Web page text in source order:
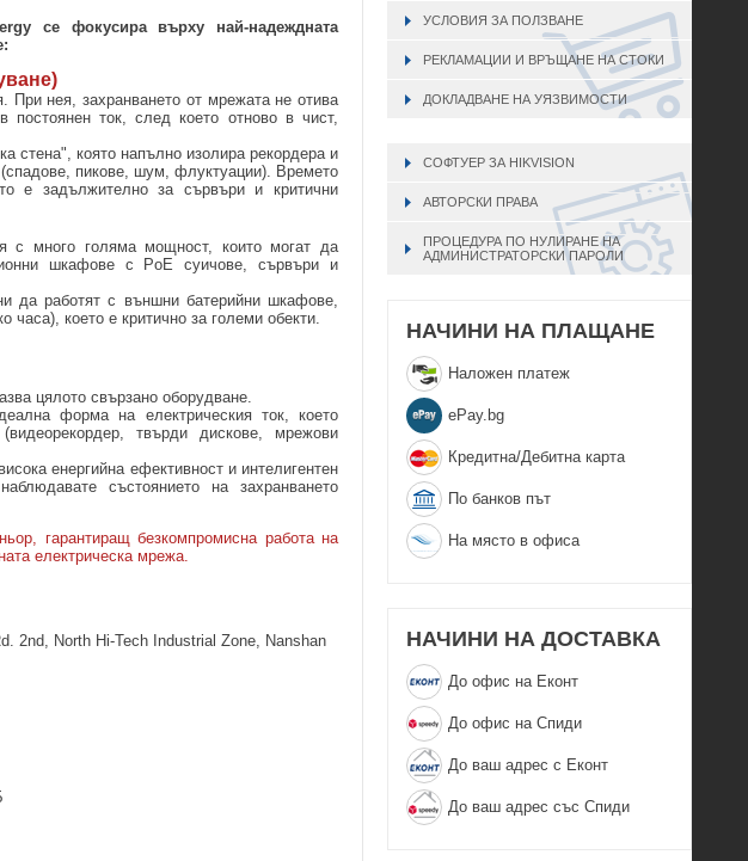
се фокусира върху най-надеждната
При нея, захранването от мрежата не отива
постоянен ток, след което отново в чист,
стена", която напълно изолира рекордера и
пикове, шум, флуктуации). Времето
е задължително за сървъри и критични
с много голяма мощност, които могат да
шкафове с PoE суичове, сървъри и
да работят с външни батерийни шкафове,
часа), което е критично за големи обекти.
цялото свързано оборудване.
форма на електрическия ток, което
твърди дискове, мрежови
енергийна ефективност и интелигентен
състоянието на захранването
гарантиращ безкомпромисна работа на
електрическа мрежа.
2nd, North Hi-Tech Industrial Zone, Nanshan
УСЛОВИЯ ЗА ПОЛЗВАНЕ
РЕКЛАМАЦИИ И ВРЪЩАНЕ НА СТОКИ
ДОКЛАДВАНЕ НА УЯЗВИМОСТИ
СОФТУЕР ЗА HIKVISION
АВТОРСКИ ПРАВА
ПРОЦЕДУРА ПО НУЛИРАНЕ НА
АДМИНИСТРАТОРСКИ ПАРОЛИ
НАЧИНИ НА ПЛАЩАНЕ
Наложен платеж
еPay.bg
Кредитна/Дебитна карта
По банков път
На място в офиса
НАЧИНИ НА ДОСТАВКА
До офис на Еконт
До офис на Спиди
До ваш адрес с Еконт
До ваш адрес със Спиди